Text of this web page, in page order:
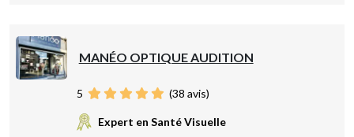
MANÉO OPTIQUE AUDITION
5 (38 avis)
Expert en Santé Visuelle